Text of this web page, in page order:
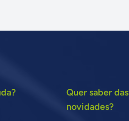
Quer saber das
novidades?